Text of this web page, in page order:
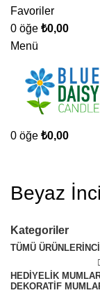
Favoriler
0 öğe ₺0,00
Menü
0 öğe ₺0,00
Beyaz
Kategoriler
TÜMÜ ÜRÜNLER
HEDIYELIK
DEKORATIF